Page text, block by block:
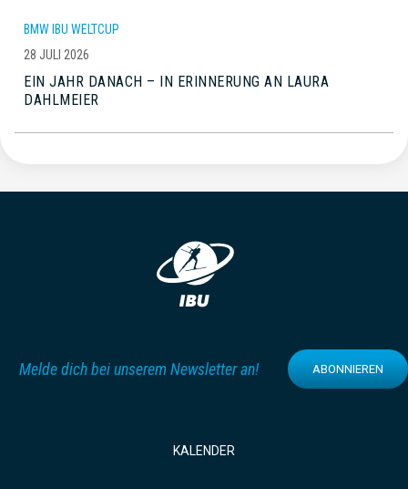
BMW IBU WELTCUP
28 JULI 2026
EIN JAHR DANACH – IN ERINNERUNG AN LAURA
DAHLMEIER
Melde dich bei unserem Newsletter an! ABONNIEREN
KALENDER